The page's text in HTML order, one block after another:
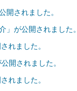
開されました。
」が公開されました。
れました。
開されました。
れました。